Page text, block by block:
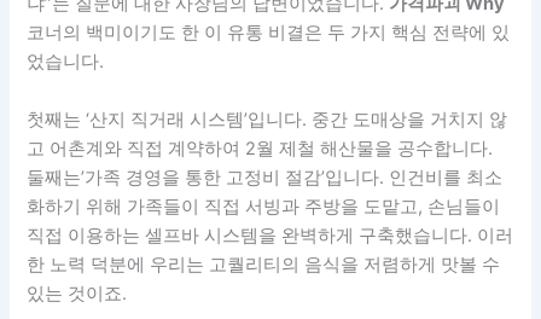
코너의 백미이기도 한 이 유통 비결은 두 가지 핵심 전략에 있
었습니다.
첫째는 ‘산지 직거래 시스템’입니다. 중간 도매상을 거치지 않
고 어촌계와 직접 계약하여 2월 제철 해산물을 공수합니다.
둘째는’가족 경영을 통한 고정비 절감’입니다. 인건비를 최소
화하기 위해 가족들이 직접 서빙과 주방을 도맡고, 손님들이
직접 이용하는 셀프바 시스템을 완벽하게 구축했습니다. 이러
한 노력 덕분에 우리는 고퀄리티의 음식을 저렴하게 맛볼 수
있는 것이죠.